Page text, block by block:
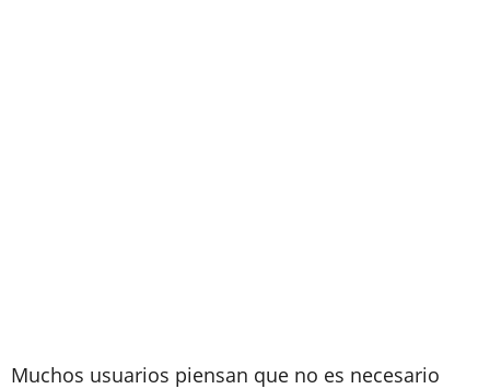
Muchos usuarios piensan que no es necesario